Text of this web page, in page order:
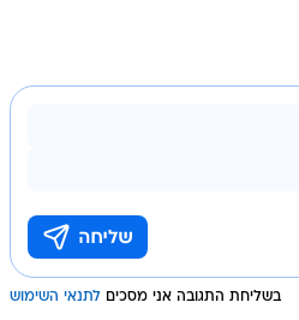
בשליחת התגובה אני מסכים לתנאי השימוש